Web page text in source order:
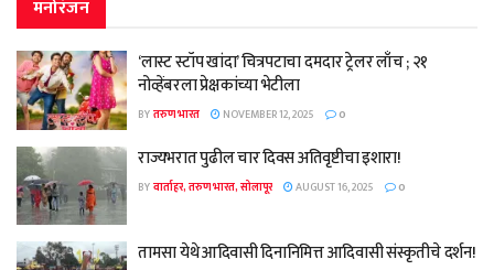
मनोरंजन
‘लास्ट स्टॉप खांदा’ चित्रपटाचा दमदार ट्रेलर लाँच ; २१
नोव्हेंबरला प्रेक्षकांच्या भेटीला
BYतरुण भारत NOVEMBER 12, 2025 0
राज्यभरात पुढील चार दिवस अतिवृष्टीचा इशारा!
BYवार्ताहर, तरुण भारत, सोलापूर AUGUST 16, 2025 0
तामसा येथे आदिवासी दिनानिमित्त आदिवासी संस्कृतीचे दर्शन!